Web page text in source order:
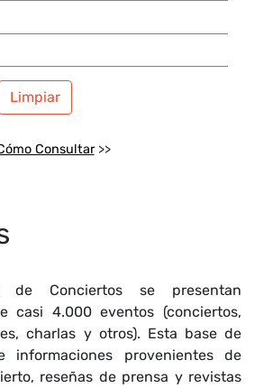
Limpiar
Consultar>>
de Conciertos se presentan
casi 4.000 eventos (conciertos,
charlas y otros). Esta base de
provenientes de
reseñas de prensa y revistas